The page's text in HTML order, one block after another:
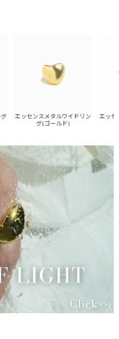
エッセンスメタルワイドリン
グ(ゴールド)
エッセ